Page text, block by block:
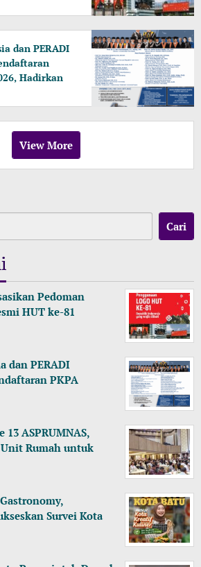
dan PERADI
Hadirkan
View More
Cari
Pedoman
HUT ke-81
dan PERADI
PKPA
13 ASPRUMNAS,
Rumah untuk
Survei Kota